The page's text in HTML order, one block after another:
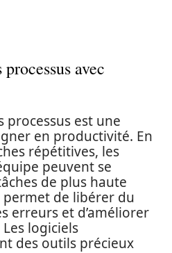
avec
processus est une
en productivité. En
répétitives, les
peuvent se
de plus haute
de libérer du
erreurs et d’améliorer
logiciels
des outils précieux